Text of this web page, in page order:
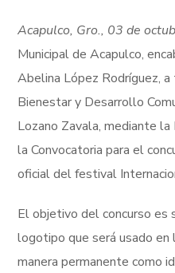
Acapulco, Gro., 03 de
Municipal de Acapulco,
Abelina López Rodríguez,
Bienestar y Desarrollo
Lozano Zavala, mediante
la Convocatoria para el
oficial del festival
El objetivo del concurso es
logotipo que será usado
manera permanente como